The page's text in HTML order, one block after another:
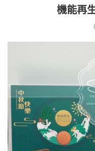
機能再